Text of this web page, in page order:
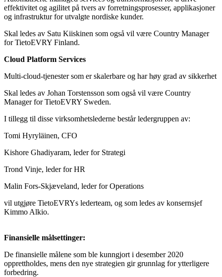
effektivitet og agilitet på tvers av forretningsprosesser, applikasjoner
og infrastruktur for utvalgte nordiske kunder.
Skal ledes av Satu​ Kiiskinen som også vil være Country Manager
for TietoEVRY Finland.​
Cloud Platform Services
Multi-cloud-tjenester som er skalerbare og har høy grad av sikkerhet
Skal ledes av Johan​ Torstensson som også vil være Country
Manager for TietoEVRY Sweden.​
I tillegg til disse virksomhetslederne består ledergruppen av:
Tomi Hyryläinen​, CFO
Kishore Ghadiyaram​, leder for Strategi
Trond Vinje, leder for HR
Malin Fors-Skjæveland​, leder for Operations
vil utgjøre TietoEVRYs lederteam, og som ledes av konsernsjef
Kimmo Alkio.
Finansielle målsettinger:
De finansielle målene som ble kunngjort i desember 2020
opprettholdes, mens den nye strategien gir grunnlag for ytterligere
forbedring.